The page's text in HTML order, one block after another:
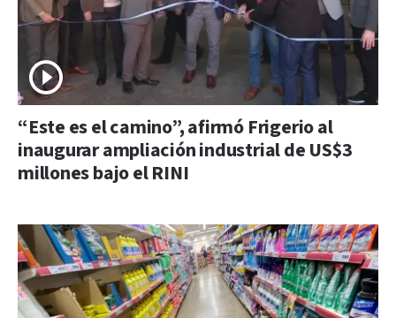
“Este es el camino”, afirmó Frigerio al
inaugurar ampliación industrial de US$3
millones bajo el RINI